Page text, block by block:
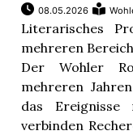
08.05.2026
Literarisches
mehreren
Der Wohler
mehreren
das Ereignisse
verbinden